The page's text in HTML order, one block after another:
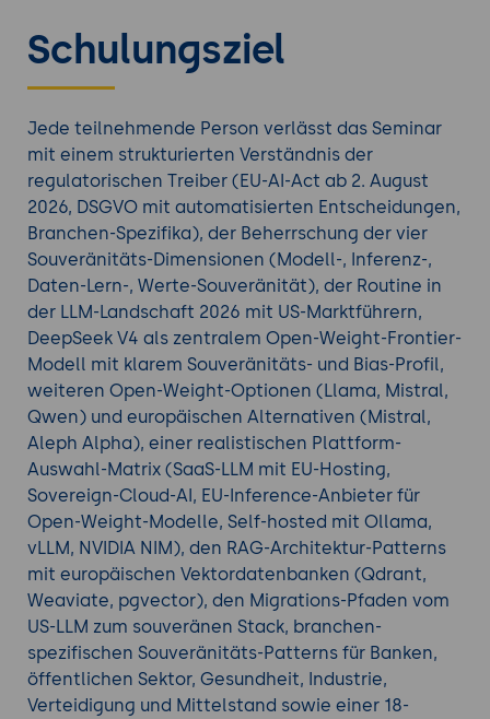
LLMauf eigener GPU-Infrastruktur mit Ollama,
vLLM oder NVIDIA NIM. Mit DeepSeek V4 ist Self-
Performance-Kompromiss, sondern auch eine
Performance-Wahl.
Für IT-Leitungen, KI-Architekten und Compliance-
Verantwortliche stellt sich nicht mehr die Frageob
, sondernwiesouveräne KI-Strategien entwickelt
werden - und welche Plattform für welchen Use
Case der richtige Pfad ist. Dieses Drei-Tage-
Seminar vermittelt die strategische
Entscheidungs-Grundlage, ohne in Hands-on-Tool-
Konfiguration zu verfallen.
Erweitern Sie Ihr Wissen mit einem weiteren
Training.
Schulungsziel
Jede teilnehmende Person verlässt das Seminar
mit einem strukturierten Verständnis der
regulatorischen Treiber (EU-AI-Act ab 2. August
2026, DSGVO mit automatisierten Entscheidungen,
Branchen-Spezifika), der Beherrschung der vier
Souveränitäts-Dimensionen (Modell-, Inferenz-,
Daten-Lern-, Werte-Souveränität), der Routine in
der LLM-Landschaft 2026 mit US-Marktführern,
DeepSeek V4 als zentralem Open-Weight-Frontier-
Modell mit klarem Souveränitäts- und Bias-Profil,
weiteren Open-Weight-Optionen (Llama, Mistral,
Qwen) und europäischen Alternativen (Mistral,
Aleph Alpha), einer realistischen Plattform-
Auswahl-Matrix (SaaS-LLM mit EU-Hosting,
Sovereign-Cloud-AI, EU-Inference-Anbieter für
Open-Weight-Modelle, Self-hosted mit Ollama,
vLLM, NVIDIA NIM), den RAG-Architektur-Patterns
mit europäischen Vektordatenbanken (Qdrant,
Weaviate, pgvector), den Migrations-Pfaden vom
US-LLM zum souveränen Stack, branchen-
spezifischen Souveränitäts-Patterns für Banken,
öffentlichen Sektor, Gesundheit, Industrie,
Verteidigung und Mittelstand sowie einer 18-